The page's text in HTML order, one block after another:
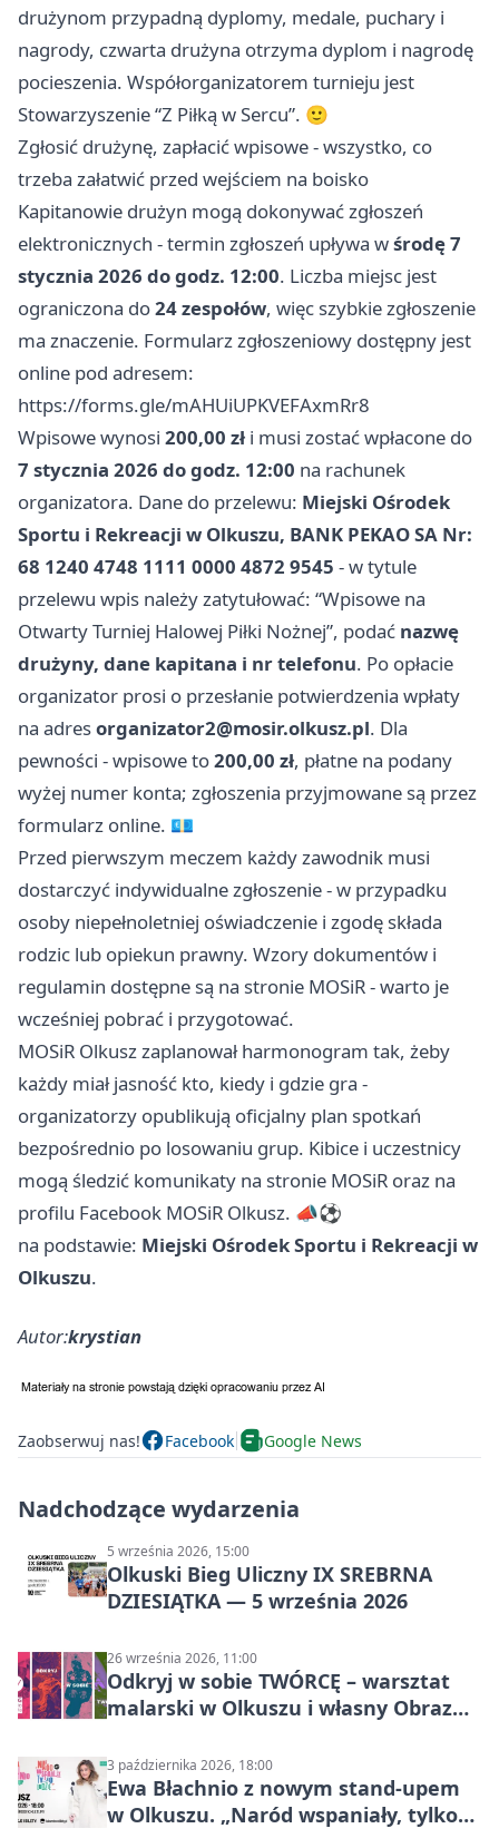
drużynom przypadną dyplomy, medale, puchary i
nagrody, czwarta drużyna otrzyma dyplom i nagrodę
pocieszenia. Współorganizatorem turnieju jest
Stowarzyszenie “Z Piłką w Sercu”. 🙂
Zgłosić drużynę, zapłacić wpisowe - wszystko, co
trzeba załatwić przed wejściem na boisko
Kapitanowie drużyn mogą dokonywać zgłoszeń
elektronicznych - termin zgłoszeń upływa wśrodę 7
stycznia 2026 do godz. 12:00. Liczba miejsc jest
ograniczona do24 zespołów, więc szybkie zgłoszenie
ma znaczenie. Formularz zgłoszeniowy dostępny jest
online pod adresem:
https://forms.gle/mAHUiUPKVEFAxmRr8
Wpisowe wynosi 200,00 zł i musi zostać wpłacone do
7 stycznia 2026 do godz. 12:00 na rachunek
organizatora. Dane do przelewu: Miejski Ośrodek
Sportu i Rekreacji w Olkuszu, BANK PEKAO SA Nr:
68 1240 4748 1111 0000 4872 9545 - w tytule
przelewu wpis należy zatytułować: “Wpisowe na
Otwarty Turniej Halowej Piłki Nożnej”, podać nazwę
drużyny, dane kapitana i nr telefonu. Po opłacie
organizator prosi o przesłanie potwierdzenia wpłaty
na adresorganizator2@mosir.olkusz.pl. Dla
pewności - wpisowe to200,00 zł, płatne na podany
wyżej numer konta; zgłoszenia przyjmowane są przez
formularz online. 💶
Przed pierwszym meczem każdy zawodnik musi
dostarczyć indywidualne zgłoszenie - w przypadku
osoby niepełnoletniej oświadczenie i zgodę składa
rodzic lub opiekun prawny. Wzory dokumentów i
regulamin dostępne są na stronie MOSiR - warto je
wcześniej pobrać i przygotować.
MOSiR Olkusz zaplanował harmonogram tak, żeby
każdy miał jasność kto, kiedy i gdzie gra -
organizatorzy opublikują oficjalny plan spotkań
bezpośrednio po losowaniu grup. Kibice i uczestnicy
mogą śledzić komunikaty na stronie MOSiR oraz na
profilu Facebook MOSiR Olkusz. 📣⚽
na podstawie: Miejski Ośrodek Sportu i Rekreacji w
Olkuszu.
Autor:krystian
Zaobserwuj nas! Facebook Google News
Nadchodzące wydarzenia
5 września 2026, 15:00
Olkuski Bieg Uliczny IX SREBRNA
DZIESIĄTKA — 5 września 2026
26 września 2026, 11:00
Odkryj w sobie TWÓRCĘ – warsztat
malarski w Olkuszu i własny Obraz
3 października 2026, 18:00
Ewa Błachnio z nowym stand-upem
w Olkuszu. „Naród wspaniały, tylko